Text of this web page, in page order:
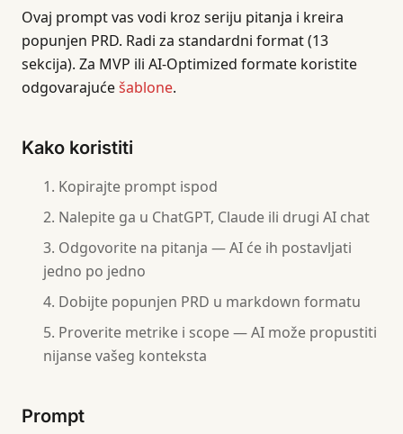
Ovaj prompt vas vodi kroz seriju pitanja i kreira
popunjen PRD. Radi za standardni format (13
sekcija). Za MVP ili AI-Optimized formate koristite
odgovarajućešablone.
Kako koristiti
Kopirajte prompt ispod
Nalepite ga u ChatGPT, Claude ili drugi AI chat
Odgovorite na pitanja — AI će ih postavljati
jedno po jedno
Dobijte popunjen PRD u markdown formatu
Proverite metrike i scope — AI može propustiti
nijanse vašeg konteksta
Prompt